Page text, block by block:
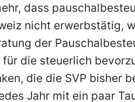
dass
nicht erwerbstätig,
der
die steuerlich
die die SVP bisher
Jahr mit ein paar